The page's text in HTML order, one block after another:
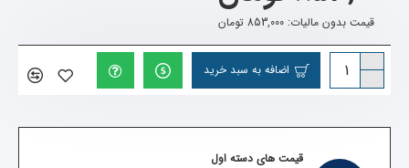
قیمت بدون مالیات: 853,000 تومان
اضافه به سبد خرید
قیمت های دسته اول